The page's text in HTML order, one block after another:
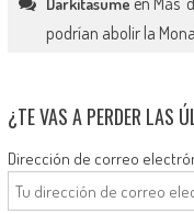
podrían abolir la
¿TE VAS A PERDER LAS
Dirección de correo